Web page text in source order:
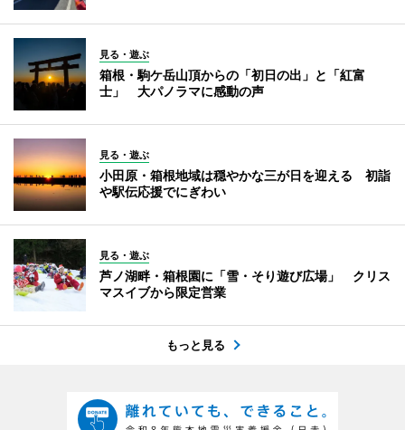
見る・遊ぶ
箱根・駒ケ岳山頂からの「初日の出」と「紅富
士」 大パノラマに感動の声
見る・遊ぶ
小田原・箱根地域は穏やかな三が日を迎える 初詣
や駅伝応援でにぎわい
見る・遊ぶ
芦ノ湖畔・箱根園に「雪・そり遊び広場」 クリス
マスイブから限定営業
もっと見る